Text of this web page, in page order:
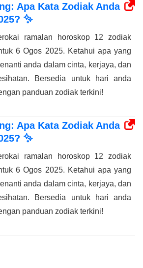
Apa Kata Zodiak Anda
✨
ramalan horoskop 12 zodiak
6 Ogos 2025. Ketahui apa yang
anda dalam cinta, kerjaya, dan
Bersedia untuk hari anda
panduan zodiak terkini!
Apa Kata Zodiak Anda
✨
ramalan horoskop 12 zodiak
6 Ogos 2025. Ketahui apa yang
anda dalam cinta, kerjaya, dan
Bersedia untuk hari anda
panduan zodiak terkini!